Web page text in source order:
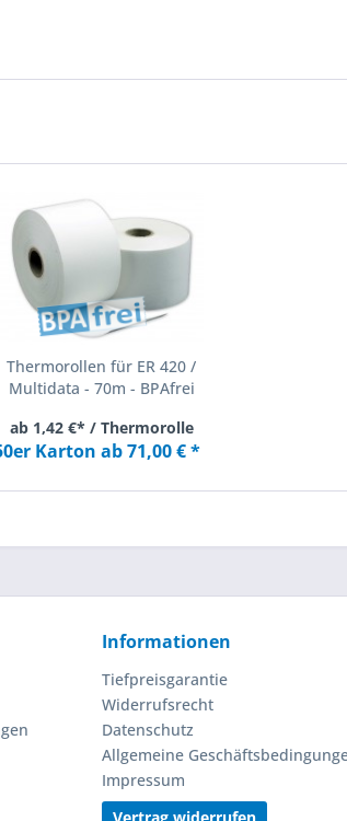
Thermorollen für ER 420 /
Multidata - 70m - BPAfrei
ab 1,42 €* / Thermorolle
Karton ab 71,00 € *
Informationen
Tiefpreisgarantie
Widerrufsrecht
Datenschutz
Allgemeine
Impressum